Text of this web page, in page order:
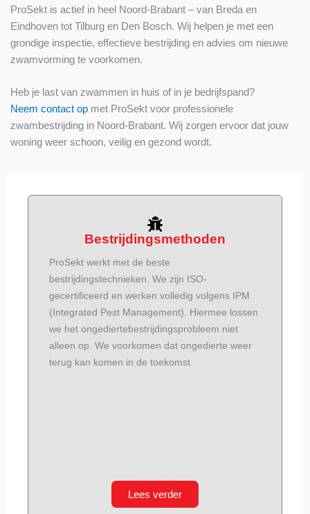
ProSekt is actief in heel Noord-Brabant – van Breda en
Eindhoven tot Tilburg en Den Bosch. Wij helpen je met een
grondige inspectie, effectieve bestrijding en advies om nieuwe
zwamvorming te voorkomen.
Heb je last van zwammen in huis of in je bedrijfspand?
Neem contact op met ProSekt voor professionele
zwambestrijding in Noord-Brabant. Wij zorgen ervoor dat jouw
woning weer schoon, veilig en gezond wordt.
Bestrijdingsmethoden
ProSekt werkt met de beste
bestrijdingstechnieken. We zijn ISO-
gecertificeerd en werken volledig volgens IPM
(Integrated Pest Management). Hiermee lossen
we het ongediertebestrijdingsprobleem niet
alleen op. We voorkomen dat ongedierte weer
terug kan komen in de toekomst.
Lees verder